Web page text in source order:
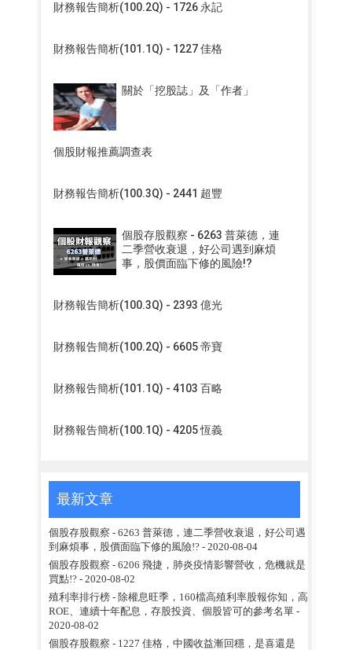
財務報告簡析(100.2Q) - 1726 永記
財務報告簡析(101.1Q) - 1227 佳格
關於「挖股誌」及「作者」
個股財報推薦調查表
財務報告簡析(100.3Q) - 2441 超豐
個股存股觀察 - 6263 普萊德，連
二季營收衰退，好公司遇到麻煩
事，股價面臨下修的風險!?
財務報告簡析(100.3Q) - 2393 億光
財務報告簡析(100.2Q) - 6605 帝寶
財務報告簡析(101.1Q) - 4103 百略
財務報告簡析(100.1Q) - 4205 恆義
最新文章
個股存股觀察 - 6263 普萊德，連二季營收衰退，好公司遇
到麻煩事，股價面臨下修的風險!?- 2020-08-04
個股存股觀察 - 6206 飛捷，肺炎疫情影響營收，危機就是
買點!? - 2020-08-02
殖利率排行榜 - 除權息旺季，160檔高殖利率股報你知，高
ROE、連續十年配息，存股投資、個股皆可的參考名單-
2020-08-02
個股存股觀察 - 1227 佳格，中國收益漸回穩，是喜還是